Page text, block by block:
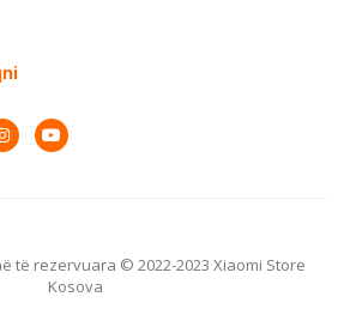
të rezervuara © 2022-2023 Xiaomi Store
Kosova